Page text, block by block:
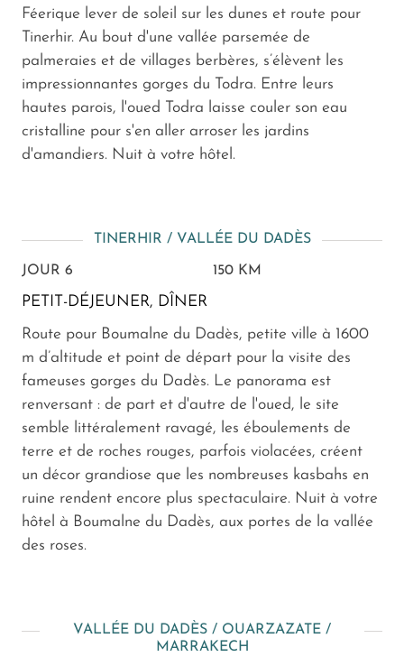
Féerique lever de soleil sur les dunes et route pour
Tinerhir. Au bout d'une vallée parsemée de
palmeraies et de villages berbères, s’élèvent les
impressionnantes gorges du Todra. Entre leurs
hautes parois, l'oued Todra laisse couler son eau
cristalline pour s'en aller arroser les jardins
d'amandiers. Nuit à votre hôtel.
TINERHIR / VALLÉE DU DADÈS
JOUR 6 150 KM
PETIT-DÉJEUNER, DÎNER
Route pour Boumalne du Dadès, petite ville à 1600
m d’altitude et point de départ pour la visite des
fameuses gorges du Dadès. Le panorama est
renversant : de part et d'autre de l'oued, le site
semble littéralement ravagé, les éboulements de
terre et de roches rouges, parfois violacées, créent
un décor grandiose que les nombreuses kasbahs en
ruine rendent encore plus spectaculaire. Nuit à votre
hôtel à Boumalne du Dadès, aux portes de la vallée
des roses.
VALLÉE DU DADÈS / OUARZAZATE /
MARRAKECH